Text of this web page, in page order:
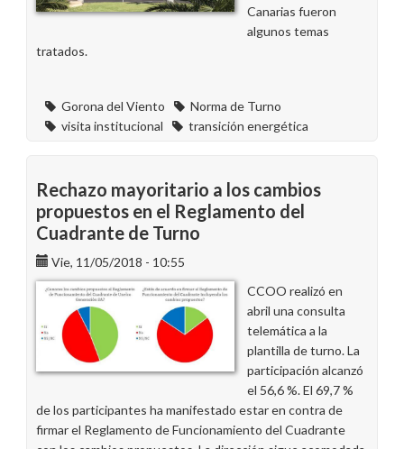
Canarias fueron
algunos temas
tratados.
Gorona del Viento
Norma de Turno
visita institucional
transición energética
Rechazo mayoritario a los cambios
propuestos en el Reglamento del
Cuadrante de Turno
Vie, 11/05/2018 - 10:55
CCOO realizó en
abril una consulta
telemática a la
plantilla de turno. La
participación alcanzó
el 56,6 %. El 69,7 %
de los participantes ha manifestado estar en contra de
firmar el Reglamento de Funcionamiento del Cuadrante